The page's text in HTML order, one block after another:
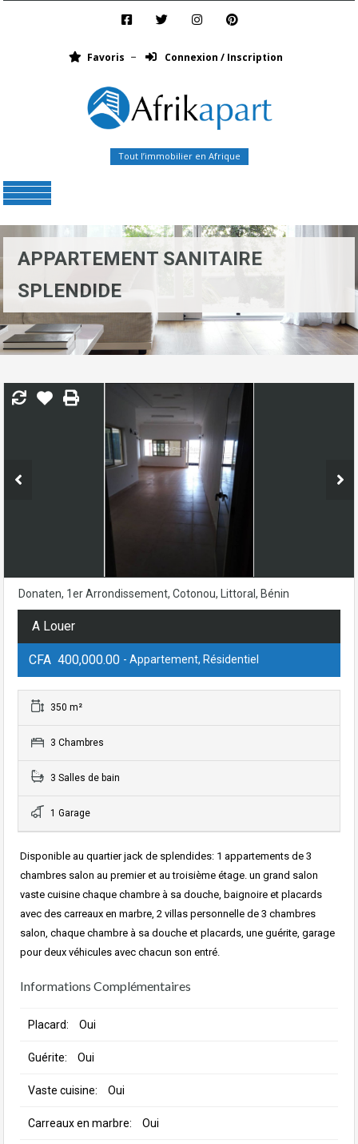
Favoris Connexion / Inscription
Tout l’immobilier en Afrique
APPARTEMENT SANITAIRE
SPLENDIDE
Donaten, 1er Arrondissement, Cotonou, Littoral, Bénin
A Louer
CFA 400,000.00 - Appartement, Résidentiel
350 m²
3 Chambres
3 Salles de bain
1 Garage
Disponible au quartier jack de splendides: 1 appartements de 3
chambres salon au premier et au troisième étage. un grand salon
vaste cuisine chaque chambre à sa douche, baignoire et placards
avec des carreaux en marbre, 2 villas personnelle de 3 chambres
salon, chaque chambre à sa douche et placards, une guérite, garage
pour deux véhicules avec chacun son entré.
Informations Complémentaires
Placard: Oui
Guérite: Oui
Vaste cuisine: Oui
Carreaux en marbre: Oui